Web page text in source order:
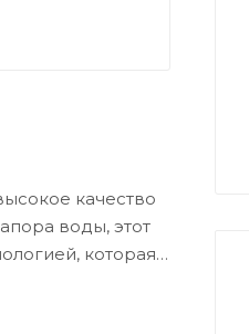
качество
воды, этот
которая